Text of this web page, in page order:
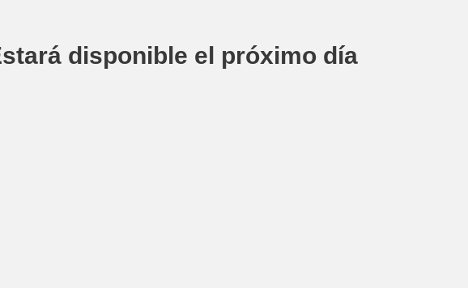
disponible el próximo día